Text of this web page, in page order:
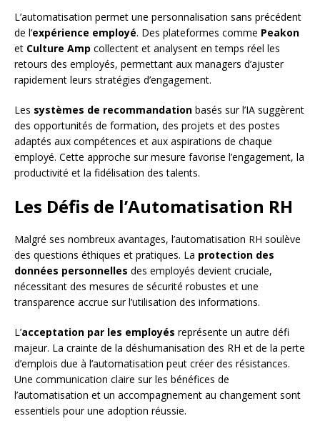
L’automatisation permet une personnalisation sans précédent
de l’expérience employé. Des plateformes comme Peakon
et Culture Amp collectent et analysent en temps réel les
retours des employés, permettant aux managers d’ajuster
rapidement leurs stratégies d’engagement.
Les systèmes de recommandation basés sur l’IA suggèrent
des opportunités de formation, des projets et des postes
adaptés aux compétences et aux aspirations de chaque
employé. Cette approche sur mesure favorise l’engagement, la
productivité et la fidélisation des talents.
Les Défis de l’Automatisation RH
Malgré ses nombreux avantages, l’automatisation RH soulève
des questions éthiques et pratiques. La protection des
données personnelles des employés devient cruciale,
nécessitant des mesures de sécurité robustes et une
transparence accrue sur l’utilisation des informations.
L’acceptation par les employés représente un autre défi
majeur. La crainte de la déshumanisation des RH et de la perte
d’emplois due à l’automatisation peut créer des résistances.
Une communication claire sur les bénéfices de
l’automatisation et un accompagnement au changement sont
essentiels pour une adoption réussie.